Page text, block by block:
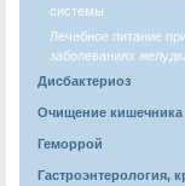
системы
Лечебное питание
заболеваниях
Дисбактериоз
Очищение кишечника
Геморрой
Гастроэнтерология,